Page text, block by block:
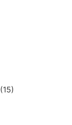
(15)